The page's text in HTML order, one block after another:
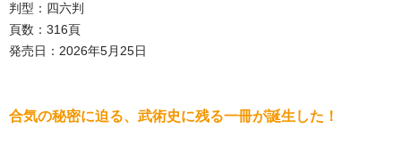
判型：四六判
頁数：316頁
発売日：2026年5月25日
合気の秘密に迫る、武術史に残る一冊が誕生した！